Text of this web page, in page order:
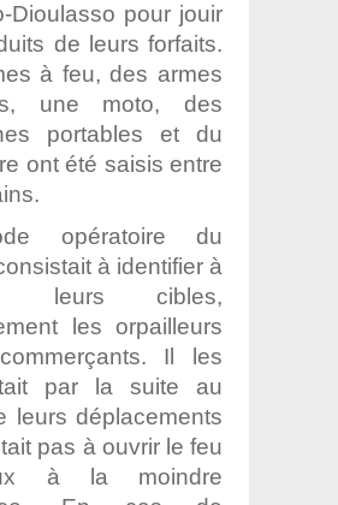
Dioulasso pour jouir
de leurs forfaits.
à feu, des armes
une moto, des
portables et du
ont été saisis entre
opératoire du
à identifier à
leurs cibles,
les orpailleurs
Il les
par la suite au
leurs déplacements
pas à ouvrir le feu
à la moindre